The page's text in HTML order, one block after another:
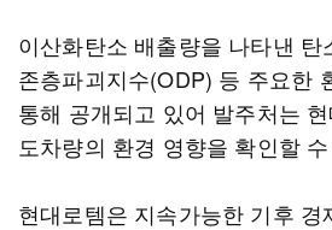
이산화탄소 배출량을 나타낸 탄
존층파괴지수(ODP) 등 주요한
통해 공개되고 있어 발주처는
도차량의 환경 영향을 확인할
현대로템은 지속가능한 기후 경